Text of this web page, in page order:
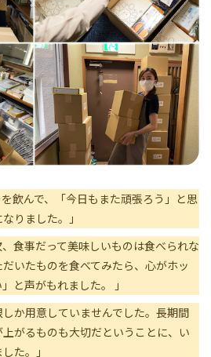
を飲んで、「今日もまた頑張ろう」と思
りました。」
、食事だって美味しいものは食べられな
いたものを食べてみたら、心がホッ
と声がもれました。 」
しか用意していませんでした。長期間
がるものも大切だということに、い
た。」